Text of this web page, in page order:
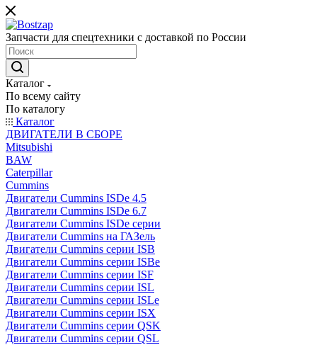
Запчасти для спецтехники с доставкой по России
Каталог
По всему сайту
По каталогу
Каталог
ДВИГАТЕЛИ В СБОРЕ
Mitsubishi
BAW
Caterpillar
Cummins
Двигатели Cummins ISDe 4.5
Двигатели Cummins ISDe 6.7
Двигатели Cummins ISDe серии
Двигатели Cummins на ГАЗель
Двигатели Cummins серии ISB
Двигатели Cummins серии ISBe
Двигатели Cummins серии ISF
Двигатели Cummins серии ISL
Двигатели Cummins серии ISLe
Двигатели Cummins серии ISX
Двигатели Cummins серии QSK
Двигатели Cummins серии QSL